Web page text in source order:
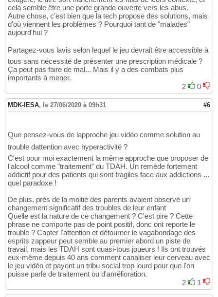
cela semble être une porte grande ouverte vers les abus.
Autre chose, c'est bien que la tech propose des solutions, mais
d'où viennent les problèmes ? Pourquoi tant de "malades"
aujourd'hui ?
Partagez-vous lavis selon lequel le jeu devrait être accessible à
tous sans nécessité de présenter une prescription médicale ?
Ça peut pas faire de mal... Mais il y a des combats plus
importants à mener.
2
0
MDK-IESA, le 27/06/2020 à 09h31 #6
Que pensez-vous de lapproche jeu vidéo comme solution au
trouble dattention avec hyperactivité ?
C'est pour moi exactement la même approche que proposer de
l'alcool comme "traitement" du TDAH. Un remède fortement
addictif pour des patients qui sont fragiles face aux addictions ...
quel paradoxe !
De plus, près de la moitié des parents avaient observé un
changement significatif des troubles de leur enfant
Quelle est la nature de ce changement ? C'est pire ? Cette
phrase ne comporte pas de point positif, donc ont reporte le
trouble ? Capter l'attention et détourner le vagabondage des
esprits zappeur peut semble au premier abord un piste de
travail, mais les TDAH sont quasi-tous joueurs ! Ils ont trouvés
eux-même depuis 40 ans comment canaliser leur cerveau avec
le jeu vidéo et payent un tribu social trop lourd pour que l'on
puisse parle de traitement ou d'amélioration.
2
1